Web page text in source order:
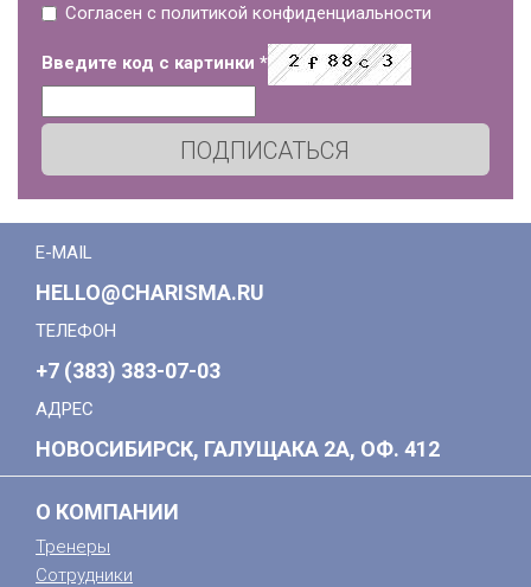
Согласен с политикой конфиденциальности
Введите код с картинки *
ПОДПИСАТЬСЯ
E-MAIL
HELLO@CHARISMA.RU
ТЕЛЕФОН
+7 (383) 383-07-03
АДРЕС
НОВОСИБИРСК, ГАЛУЩАКА 2А, ОФ. 412
О КОМПАНИИ
Тренеры
Сотрудники